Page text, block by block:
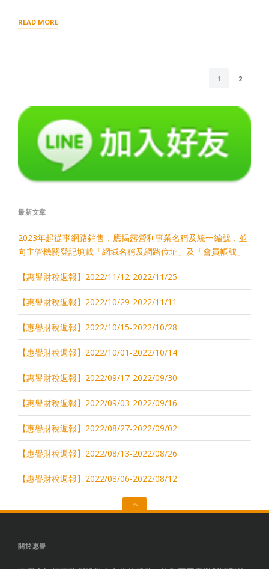
READ MORE“財
政
股
稅
新
方
案
重
點
及
NAVIGATION
1 2
最新文章
2023年起從事網路銷售，應揭露營利事業名稱及統一編號，並
向主管機關登記填載「網域名稱及網路位址」及「會員帳號」
【惠譽財稅週報】2022/11/12-2022/11/25
【惠譽財稅週報】2022/10/29-2022/11/11
【惠譽財稅週報】2022/10/15-2022/10/28
【惠譽財稅週報】2022/10/01-2022/10/14
【惠譽財稅週報】2022/09/17-2022/09/30
【惠譽財稅週報】2022/09/03-2022/09/16
【惠譽財稅週報】2022/08/27-2022/09/02
【惠譽財稅週報】2022/08/13-2022/08/26
【惠譽財稅週報】2022/08/06-2022/08/12
Go
關於惠譽